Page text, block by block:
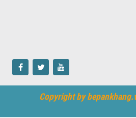
Copyright by